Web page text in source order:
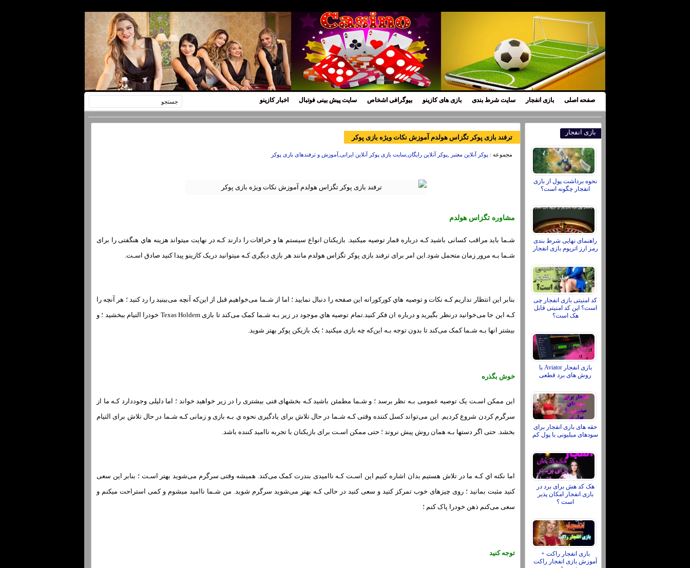
صفحه اصلی بازی انفجار سایت شرط بندی بازی های کازینو بیوگرافی اشخاص سایت پیش بینی فوتبال اخبار کازینو
بازی انفجار
نحوه برداشت پول از بازی
انفجار چگونه است؟
راهنمای نهایی شرط بندی
رمز ارز اتریوم بازی انفجار
کد امنیتی بازی انفجار چی
است؟ این کد امنیتی قابل
هک است؟
بازی انفجار Aviator با
روش های برد قطعی
حقه های بازی انفجار برای
سودهای میلیونی با پول کم
هک کد هش برای برد در
بازی انفجار امکان پذیر
است ؟
بازی انفجار راکت +
آموزش بازی انفجار راکت
ترفند بازی پوکر تگزاس هولدم آموزش نکات ویژه بازی پوکر
مجموعه : پوکر آنلاین معتبر ,پوکر آنلاین رایگان,سایت بازی پوکر آنلاین ایرانی,آموزش و ترفندهای بازی پوکر
مشاوره تگزاس هولدم
شـما باید مراقب کسانی باشید کـه درباره قمار توصیه میکنید. بازیکنان انواع سیستم ها و خرافات را دارند کـه در نهایت میتواند هزینه هاي‌ هنگفتی را برای
شـما بـه مرور زمان متحمل شود.این امر برای ترفند بازی پوکر تگزاس هولدم مانند هر بازی دیگری کـه میتوانید دریک کازینو پیدا کنید صادق اسـت.
بنابر این انتظار نداریم کـه نکات و توصیه هاي‌ کورکورانه این صفحه را دنبال نمایید ؛ اما از شـما می‌خواهیم قبل از این‌که آنچه می‌بینید را رد کنید ؛ هر آنچه را
کـه این جا می‌خوانید درنظر بگیرید و درباره ان فکر کنید.تمام توصیه هاي‌ موجود در زیر بـه شـما کمک می‌کند تا بازی Texas Holdem خودرا التیام ببخشید ؛ و
بیشتر انها بـه شـما کمک می‌کند تا بدون توجه بـه این‌که چه بازی میکنید ؛ یک بازیکن پوکر بهتر شوید.
خوش بگذره
این ممکن اسـت یک توصیه عمومی بـه نظر برسد ؛ و شـما مطمئن باشید کـه بخشهای فنی بیشتری را در زیر خواهید خواند ؛ اما دلیلی وجوددارد کـه ما از
سرگرم کردن شروع کردیم. این می‌تواند کسل کننده وقتی کـه شـما در حال تلاش برای یادگیری نحوه ي بـه بازی و زمانی کـه شـما در حال تلاش برای التیام
بخشد. حتی اگر دستها بـه همان روش پیش نروند ؛ حتی ممکن اسـت برای بازیکنان با تجربه ناامید کننده باشد.
اما نکته اي کـه ما در تلاش هستیم بدان اشاره کنیم این اسـت کـه ناامیدی بندرت کمک می‌کند. همیشه وقتی سرگرم می‌شوید بهتر اسـت ؛ بنابر این سعی
کنید مثبت بمانید ؛ روی چیزهای خوب تمرکز کنید و سعی کنید در حالی کـه بهتر می‌شوید سرگرم شوید. من شـما ناامید میشوم و کمی استراحت میکنم و
سعی می‌کنم ذهن خودرا پاک کنم ؛
توجه کنید